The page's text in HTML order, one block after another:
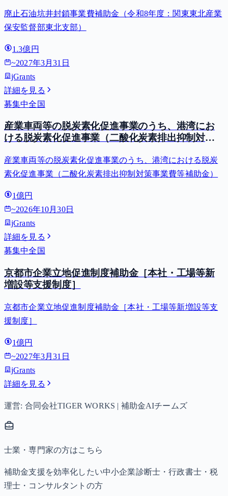
廃止石油坑井封鎖事業費補助金（令和8年度：関東東北産業
保安監督部東北支部）
1.3億円
~2027年3月31日
jGrants
詳細を見る
募集中全国
産業車両等の脱炭素化促進事業のうち、港湾にお
ける脱炭素化促進事業（二酸化炭素排出抑制対策
産業車両等の脱炭素化促進事業のうち、港湾における脱炭
素化促進事業（二酸化炭素排出抑制対策事業費等補助金）
1億円
~2026年10月30日
jGrants
詳細を見る
募集中全国
京都市企業立地促進制度補助金［本社・工場等新
増設等支援制度］
京都市企業立地促進制度補助金［本社・工場等新増設等支
援制度］
1億円
~2027年3月31日
jGrants
詳細を見る
運営: 合同会社TIGER WORKS | 補助金AIチームズ
士業・専門家の方はこちら
補助金支援を効率化したい中小企業診断士・行政書士・税
理士・コンサルタントの方